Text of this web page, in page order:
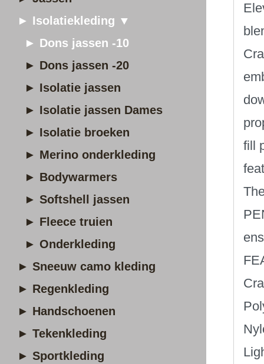
► Isolatiekleding ▼
► Dons jassen -10
► Dons jassen -20
► Isolatie jassen
► Isolatie jassen Dames
► Isolatie broeken
► Merino onderkleding
► Bodywarmers
► Softshell jassen
► Fleece truien
► Onderkleding
► Sneeuw camo kleding
► Regenkleding
► Handschoenen
► Tekenkleding
► Sportkleding
fill